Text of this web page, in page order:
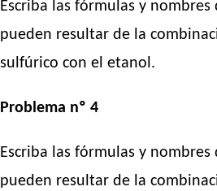
Escriba las fórmulas y
pueden resultar de la
sulfúrico con el etanol.
Problema nº 4
Escriba las fórmulas y
pueden resultar de la